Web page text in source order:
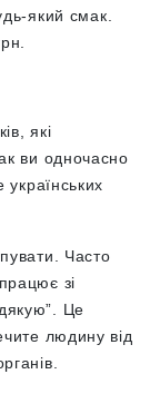
який смак.
які
ви одночасно
українських
Часто
зі
Це
людину від